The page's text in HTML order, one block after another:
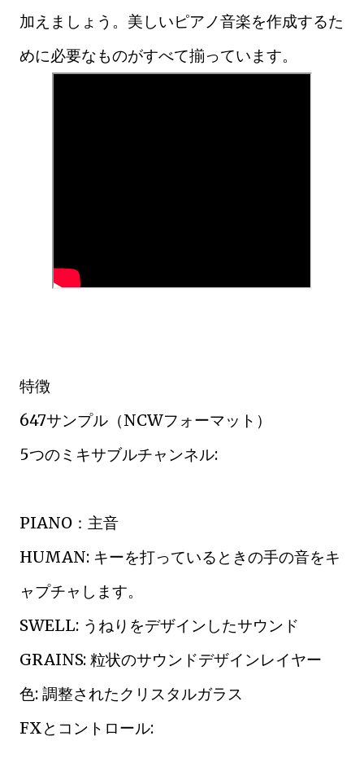
加えましょう。美しいピアノ音楽を作成するた
めに必要なものがすべて揃っています。
特徴
647サンプル（NCWフォーマット）
5つのミキサブルチャンネル:
PIANO：主音
HUMAN: キーを打っているときの手の音をキ
ャプチャします。
SWELL: うねりをデザインしたサウンド
GRAINS: 粒状のサウンドデザインレイヤー
色: 調整されたクリスタルガラス
FXとコントロール: